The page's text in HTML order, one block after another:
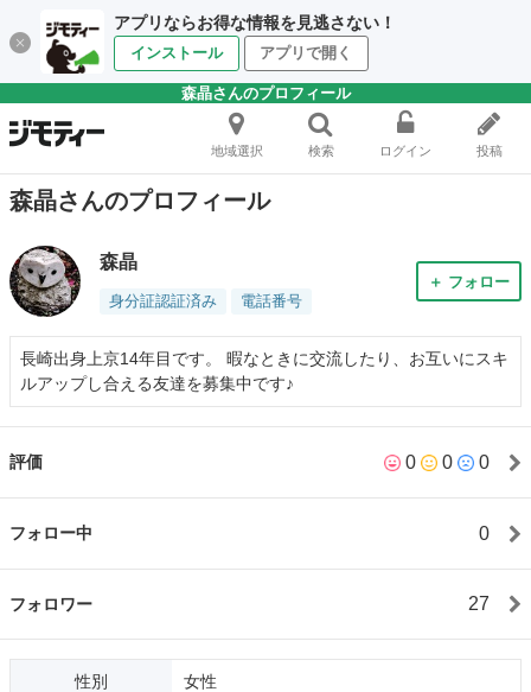
アプリならお得な情報を見逃さない！
インストール アプリで開く
森晶さんのプロフィール
地域選択 検索 ログイン 投稿
森晶さんのプロフィール
森晶
身分証認証済み 電話番号
＋ フォロー
長崎出身上京14年目です。 暇なときに交流したり、お互いにスキ
ルアップし合える友達を募集中です♪
評価 0 0 0
フォロー中 0
フォロワー 27
性別 女性